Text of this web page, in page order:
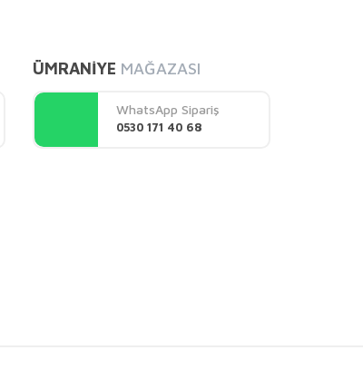
ÜMRANİYE MAĞAZASI
WhatsApp Sipariş
0530 171 40 68